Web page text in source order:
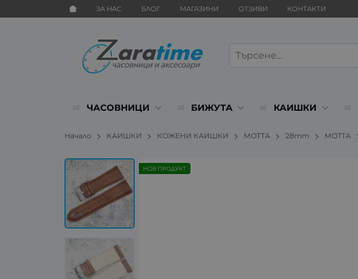
ЗА НАС БЛОГ МАГАЗИНИ ОТЗИВИ КОНТАКТИ
ЧАСОВНИЦИ БИЖУТА КАИШКИ
Начало КАИШКИ КОЖЕНИ КАИШКИ МОТТА 28mm MOTTA
НОВ ПРОДУКТ